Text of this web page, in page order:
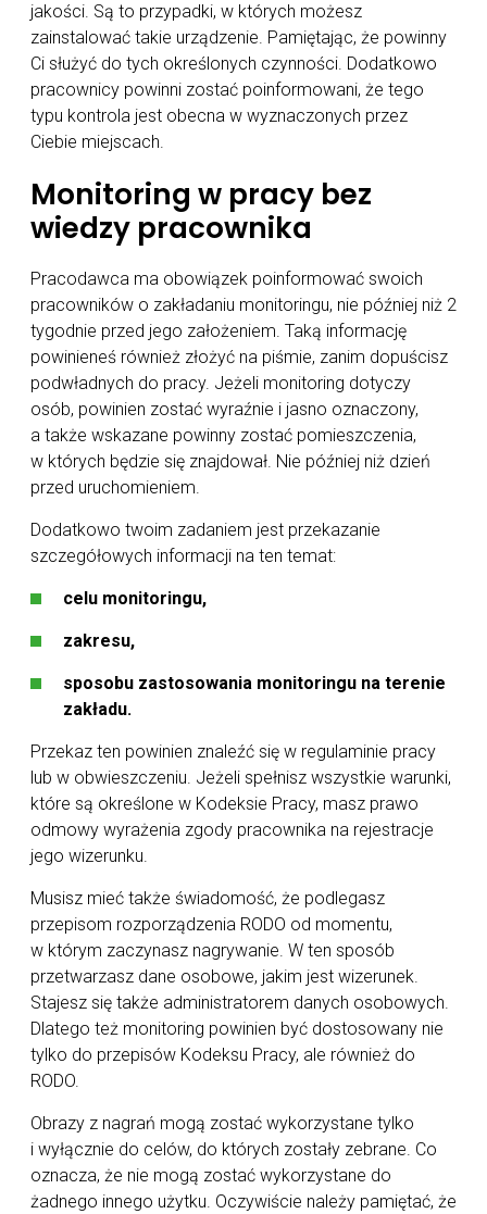
jakości. Są to przypadki, w których możesz
zainstalować takie urządzenie. Pamiętając, że powinny
Ci służyć do tych określonych czynności. Dodatkowo
pracownicy powinni zostać poinformowani, że tego
typu kontrola jest obecna w wyznaczonych przez
Ciebie miejscach.
Monitoring w pracy bez
wiedzy pracownika
Pracodawca ma obowiązek poinformować swoich
pracowników o zakładaniu monitoringu, nie później niż 2
tygodnie przed jego założeniem. Taką informację
powinieneś również złożyć na piśmie, zanim dopuścisz
podwładnych do pracy. Jeżeli monitoring dotyczy
osób, powinien zostać wyraźnie i jasno oznaczony,
a także wskazane powinny zostać pomieszczenia,
w których będzie się znajdował. Nie później niż dzień
przed uruchomieniem.
Dodatkowo twoim zadaniem jest przekazanie
szczegółowych informacji na ten temat:
celu monitoringu,
zakresu,
sposobu zastosowania monitoringu na terenie
zakładu.
Przekaz ten powinien znaleźć się w regulaminie pracy
lub w obwieszczeniu. Jeżeli spełnisz wszystkie warunki,
które są określone w Kodeksie Pracy, masz prawo
odmowy wyrażenia zgody pracownika na rejestracje
jego wizerunku.
Musisz mieć także świadomość, że podlegasz
przepisom rozporządzenia RODO od momentu,
w którym zaczynasz nagrywanie. W ten sposób
przetwarzasz dane osobowe, jakim jest wizerunek.
Stajesz się także administratorem danych osobowych.
Dlatego też monitoring powinien być dostosowany nie
tylko do przepisów Kodeksu Pracy, ale również do
RODO.
Obrazy z nagrań mogą zostać wykorzystane tylko
i wyłącznie do celów, do których zostały zebrane. Co
oznacza, że nie mogą zostać wykorzystane do
żadnego innego użytku. Oczywiście należy pamiętać, że